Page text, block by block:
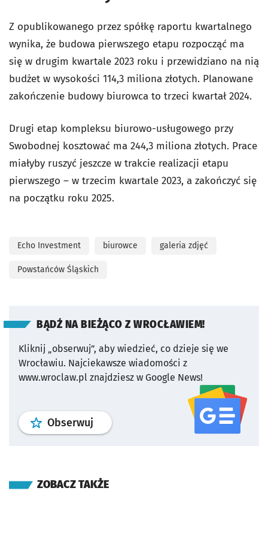
Z opublikowanego przez spółkę raportu kwartalnego
wynika, że budowa pierwszego etapu rozpocząć ma
się w drugim kwartale 2023 roku i przewidziano na nią
budżet w wysokości 114,3 miliona złotych. Planowane
zakończenie budowy biurowca to trzeci kwartał 2024.
Drugi etap kompleksu biurowo-usługowego przy
Swobodnej kosztować ma 244,3 miliona złotych. Prace
miałyby ruszyć jeszcze w trakcie realizacji etapu
pierwszego – w trzecim kwartale 2023, a zakończyć się
na początku roku 2025.
Echo Investment biurowce galeria zdjęć
Powstańców Śląskich
BĄDŹ NA BIEŻĄCO Z WROCŁAWIEM!
Kliknij „obserwuj”, aby wiedzieć, co dzieje się we
Wrocławiu. Najciekawsze wiadomości z
www.wroclaw.pl znajdziesz w Google News!
Obserwuj profil serwisu
ZOBACZ TAKŻE